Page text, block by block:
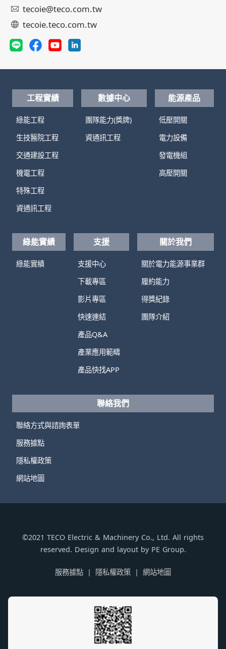
tecoie@teco.com.tw
tecoie.teco.com.tw
工程實績
綠能工程
生技醫院工程
交通建設工程
機電工程
特殊工程
資通訊工程
數據中心
團隊能力(獎牌)
資通訊工程
能源產品
低壓開關
電力設備
發電機組
高壓開關
綠能實績
綠能實績
支援
支援中心
下載專區
影片專區
快速連結
產品Q&A
產業應用範疇
產品快找APP
關於我們
關於電力能源事業群
履約能力
得獎紀錄
團隊介紹
聯絡我們
聯絡方式與諮詢表單
服務據點
隱私權政策
網站地圖
©2021 TECO Electric & Machinery Co., Ltd. All rights
reserved. Design and layout by PE Group.
服務據點 隱私權政策 網站地圖